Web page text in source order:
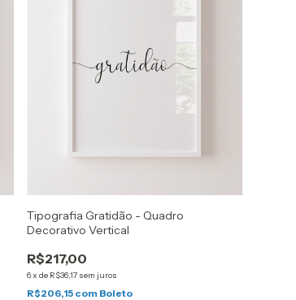
Tipografia Gratidão - Quadro
Decorativo Vertical
R$217,00
6x de R$36,17 sem juros
R$206,15 com Boleto